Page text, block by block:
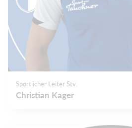
Sportlicher Leiter Stv.
Christian Kager